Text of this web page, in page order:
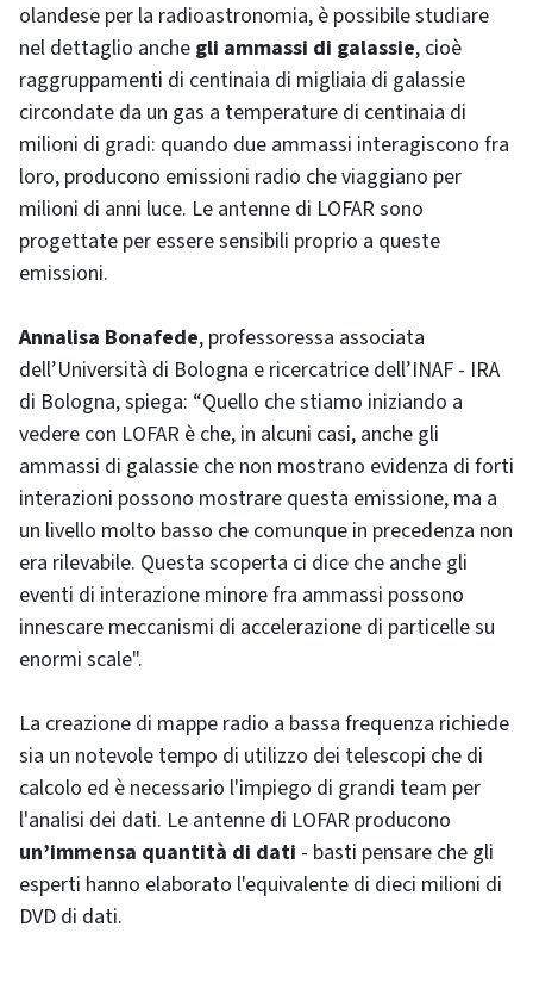
olandese per la radioastronomia, è possibile studiare
nel dettaglio anche gli ammassi di galassie, cioè
raggruppamenti di centinaia di migliaia di galassie
circondate da un gas a temperature di centinaia di
milioni di gradi: quando due ammassi interagiscono fra
loro, producono emissioni radio che viaggiano per
milioni di anni luce. Le antenne di LOFAR sono
progettate per essere sensibili proprio a queste
emissioni.
Annalisa Bonafede, professoressa associata
dell’Università di Bologna e ricercatrice dell’INAF - IRA
di Bologna, spiega: “Quello che stiamo iniziando a
vedere con LOFAR è che, in alcuni casi, anche gli
ammassi di galassie che non mostrano evidenza di forti
interazioni possono mostrare questa emissione, ma a
un livello molto basso che comunque in precedenza non
era rilevabile. Questa scoperta ci dice che anche gli
eventi di interazione minore fra ammassi possono
innescare meccanismi di accelerazione di particelle su
enormi scale".
La creazione di mappe radio a bassa frequenza richiede
sia un notevole tempo di utilizzo dei telescopi che di
calcolo ed è necessario l'impiego di grandi team per
l'analisi dei dati. Le antenne di LOFAR producono
un’immensa quantità di dati - basti pensare che gli
esperti hanno elaborato l'equivalente di dieci milioni di
DVD di dati.